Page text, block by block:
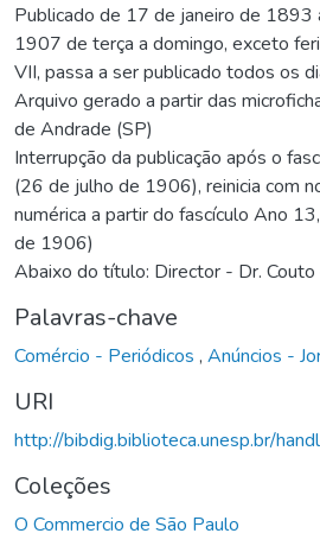
Publicado de 17 de janeiro de 1893
1907 de terça a domingo, exceto
VII, passa a ser publicado todos os
Arquivo gerado a partir das
de Andrade (SP)
Interrupção da publicação após o
(26 de julho de 1906), reinicia com
numérica a partir do fascículo Ano
de 1906)
Abaixo do título: Director - Dr.
Palavras-chave
Comércio - Periódicos , Anúncios -
URI
http://bibdig.biblioteca.unesp.br/
Coleções
O Commercio de São Paulo